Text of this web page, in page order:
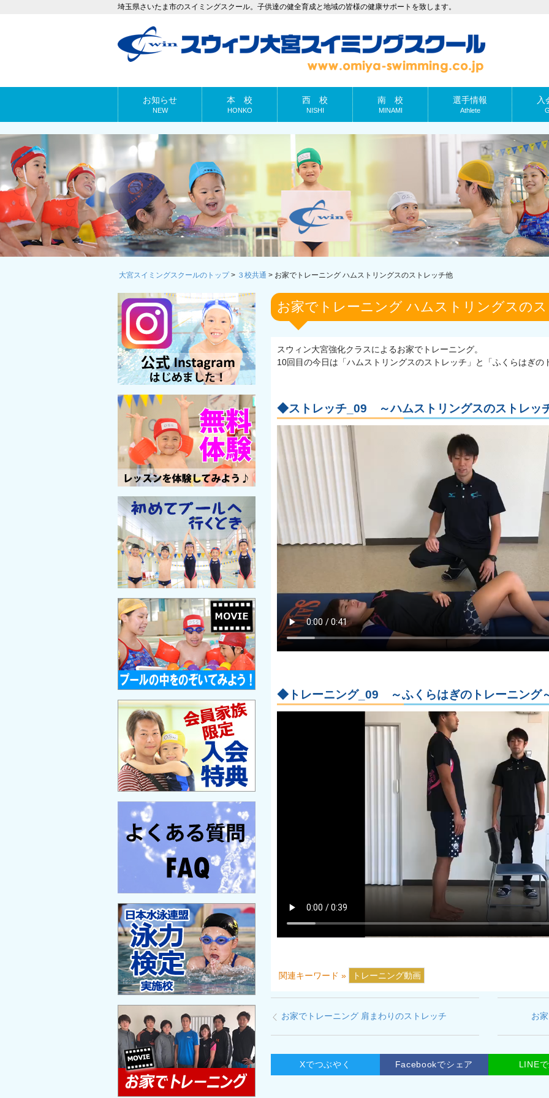
埼玉県さいたま市のスイミングスクール。子供達の健全育成と地域の皆様の健康サポートを致します。
お知らせ
NEW
本 校
HONKO
西 校
NISHI
南 校
MINAMI
選手情報
Athlete
入
大宮スイミングスクールのトップ> ３校共通 > お家でトレーニング ハムストリングスのストレッチ他
お家でトレーニング ハムストリングスの
スウィン大宮強化クラスによるお家でトレーニング。
10回目の今日は「ハムストリングスのストレッチ」と「ふくらはぎの
◆ストレッチ_09 ～ハムストリングスのストレッ
◆トレーニング_09 ～ふくらはぎのトレーニング
関連キーワード » トレーニング動画
お家でトレーニング 肩まわりのストレッチ お
Xでつぶやく Facebookでシェア LINE